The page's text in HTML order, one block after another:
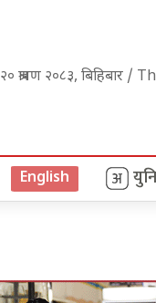
२० श्रावण २०८३, बिहिबार /
English